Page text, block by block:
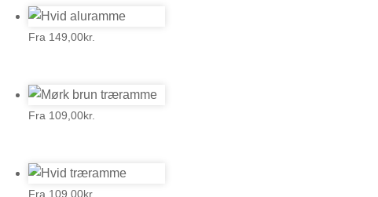
Fra 149,00kr.
Fra 109,00kr.
Fra 109,00kr.